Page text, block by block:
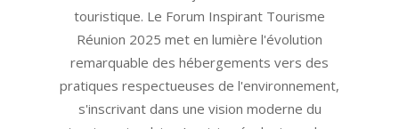
touristique. Le Forum Inspirant Tourisme
Réunion 2025 met en lumière l'évolution
remarquable des hébergements vers des
pratiques respectueuses de l'environnement,
s'inscrivant dans une vision moderne du